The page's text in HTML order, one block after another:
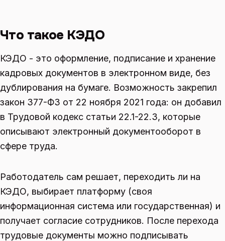
Что такое КЭДО
КЭДО - это оформление, подписание и хранение
кадровых документов в электронном виде, без
дублирования на бумаге. Возможность закрепил
закон 377-ФЗ от 22 ноября 2021 года: он добавил
в Трудовой кодекс статьи 22.1-22.3, которые
описывают электронный документооборот в
сфере труда.
Работодатель сам решает, переходить ли на
КЭДО, выбирает платформу (своя
информационная система или государственная) и
получает согласие сотрудников. После перехода
трудовые документы можно подписывать